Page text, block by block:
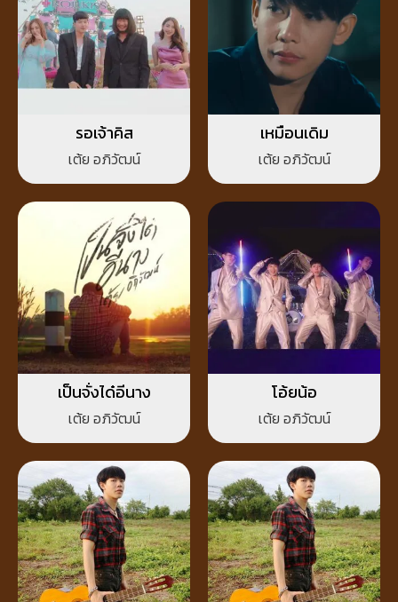
รอเจ้าคิส
เต้ย อภิวัฒน์
เหมือนเดิม
เต้ย อภิวัฒน์
เป็นจั่งได๋อีนาง
เต้ย อภิวัฒน์
โอ้ยน้อ
เต้ย อภิวัฒน์